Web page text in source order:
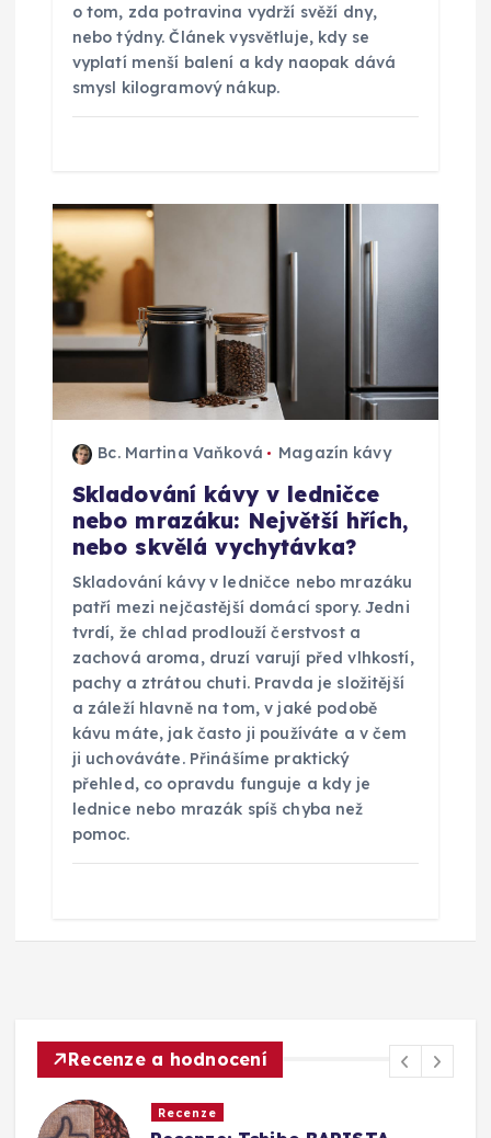
k
o tom, zda potravina vydrží svěží dny,
nebo týdny. Článek vysvětluje, kdy se
vyplatí menší balení a kdy naopak dává
smysl kilogramový nákup.
Bc. Martina Vaňková Magazín kávy
Skladování kávy v ledničce
nebo mrazáku: Největší hřích,
nebo skvělá vychytávka?
Skladování kávy v ledničce nebo mrazáku
patří mezi nejčastější domácí spory. Jedni
tvrdí, že chlad prodlouží čerstvost a
zachová aroma, druzí varují před vlhkostí,
pachy a ztrátou chuti. Pravda je složitější
a záleží hlavně na tom, v jaké podobě
kávu máte, jak často ji používáte a v čem
ji uchováváte. Přinášíme praktický
přehled, co opravdu funguje a kdy je
lednice nebo mrazák spíš chyba než
pomoc.
Recenze a hodnocení
Recenze